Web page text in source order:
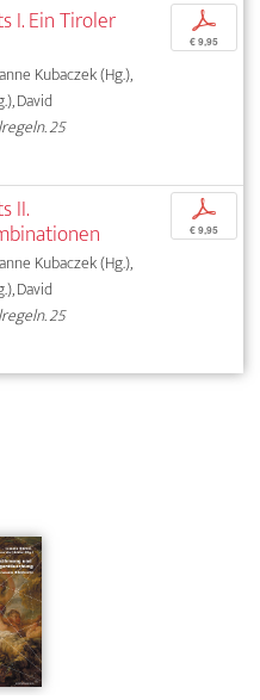
I. Ein Tiroler
Kubaczek (Hg.),
David
25
p
€ 9,95
II.
Kubaczek (Hg.),
David
25
p
€ 9,95